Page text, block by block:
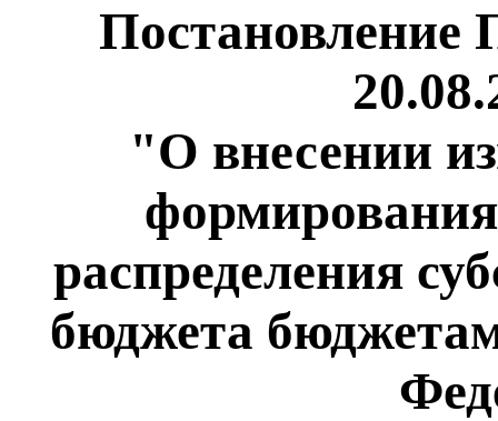
Постановление
"О внесении
распределения
бюджета